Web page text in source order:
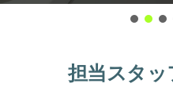
担当スタ